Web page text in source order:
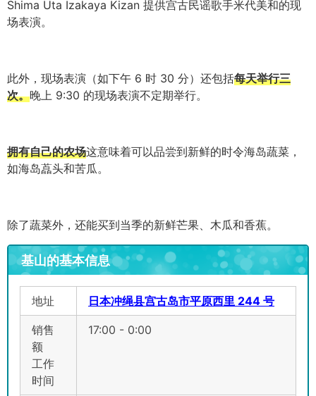
Shima Uta Izakaya Kizan 提供宫古民谣歌手米代美和的现
场表演。
此外，现场表演（如下午 6 时 30 分）还包括每天举行三
次。晚上 9:30 的现场表演不定期举行。
拥有自己的农场这意味着可以品尝到新鲜的时令海岛蔬菜，
如海岛藠头和苦瓜。
除了蔬菜外，还能买到当季的新鲜芒果、木瓜和香蕉。
基山的基本信息
地址 日本冲绳县宫古岛市平原西里 244 号
销售
额
工作
时间
17:00 - 0:00